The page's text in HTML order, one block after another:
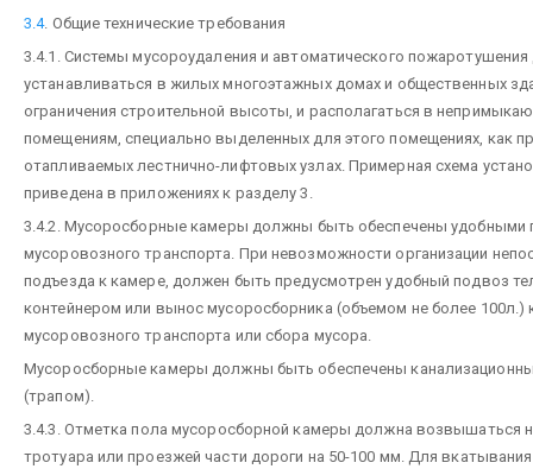
3.4. Общие технические требования
3.4.1. Системы мусороудаления и автоматического
устанавливаться в жилых многоэтажных домах и общественных
ограничения строительной высоты, и располагаться в
помещениям, специально выделенных для этого помещениях, как
отапливаемых лестнично-лифтовых узлах. Примерная схема
приведена в приложениях к разделу 3.
3.4.2. Мусоросборные камеры должны быть обеспечены удобными
мусоровозного транспорта. При невозможности организации
подъезда к камере, должен быть предусмотрен удобный подвоз
контейнером или вынос мусоросборника (объемом не более 100л.)
мусоровозного транспорта или сбора мусора.
Мусоросборные камеры должны быть обеспечены
(трапом).
3.4.3. Отметка пола мусоросборной камеры должна возвышаться
тротуара или проезжей части дороги на 50-100 мм. Для